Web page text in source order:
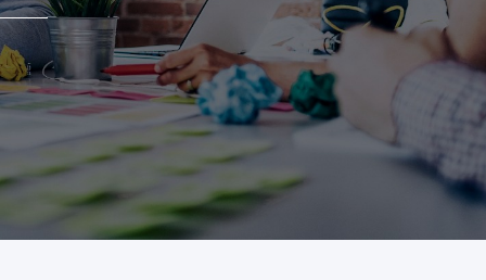
dzisiaj
Konsultant edukacyjny /
Konsultantka edukacyjna
PODRĘCZNIKARNIA Wydawnictwo
Edukacyjne Sp. z o.o.
świętokrzyskie/